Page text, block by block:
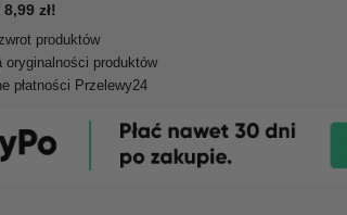
zł!
produktów
oryginalności produktów
płatności Przelewy24